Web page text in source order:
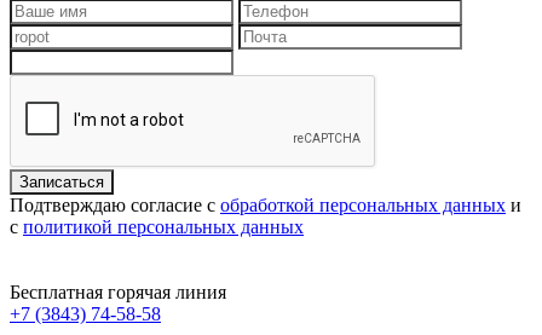
Подтверждаю согласие с обработкой персональных данных и
с политикой персональных данных
Бесплатная горячая линия
+7 (3843) 74-58-58